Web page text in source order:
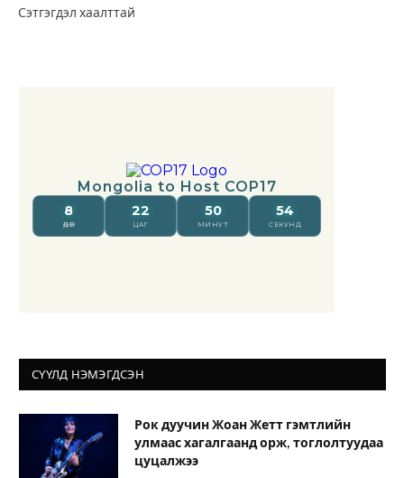
Сэтгэгдэл хаалттай
СҮҮЛД НЭМЭГДСЭН
Рок дуучин Жоан Жетт гэмтлийн
улмаас хагалгаанд орж, тоглолтуудаа
цуцалжээ